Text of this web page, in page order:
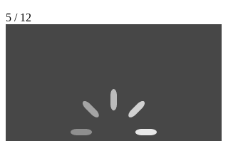
5 / 12